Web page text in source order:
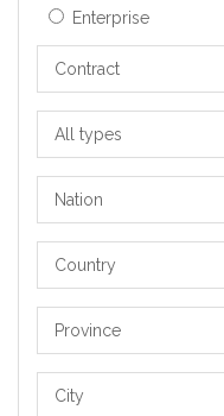
Enterprise
Contract
types
Nation
Country
Province
City